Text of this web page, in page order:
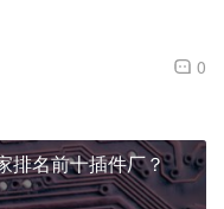
0
排名前十插件厂？